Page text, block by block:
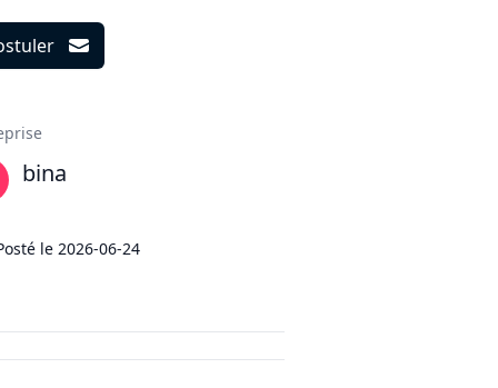
bina
le 2026-06-24